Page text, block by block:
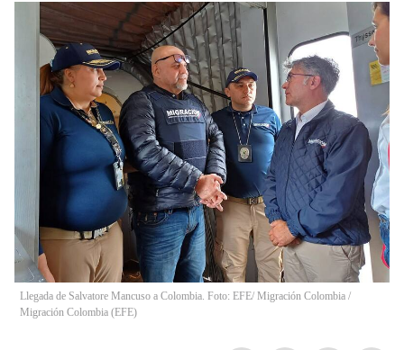
Llegada de Salvatore Mancuso a Colombia. Foto: EFE/ Migración Colombia /
Migración Colombia (EFE)